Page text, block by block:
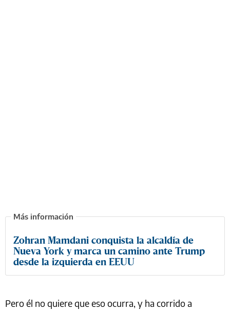
Zohran Mamdani conquista la alcaldía de
Nueva York y marca un camino ante Trump
desde la izquierda en EEUU
Pero él no quiere que eso ocurra, y ha corrido a